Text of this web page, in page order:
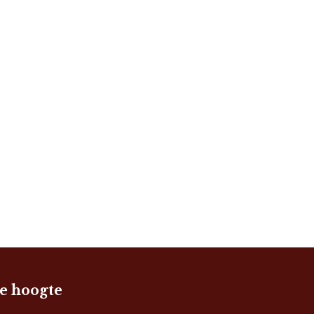
hoogte